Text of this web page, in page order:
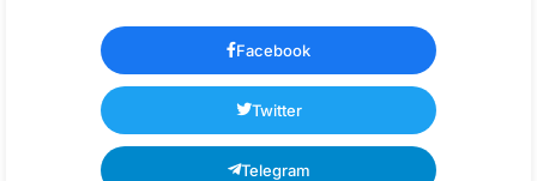
Facebook
Twitter
Telegram